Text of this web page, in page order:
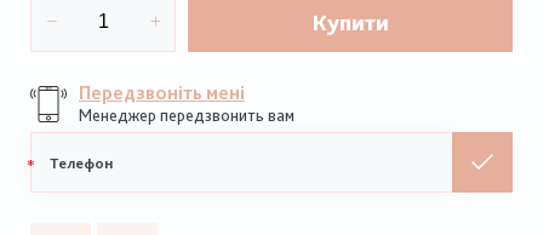
Купити
Передзвоніть мені
Менеджер передзвонить вам
телефон